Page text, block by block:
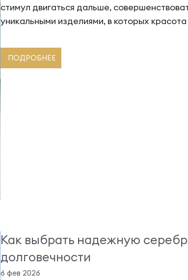
стимул двигаться дальше,
уникальными изделиями, в которых
ПОДРОБНЕЕ
Как выбрать надежную
долговечности
6 фев 2026